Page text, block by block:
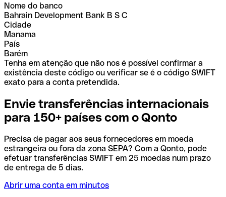
Nome do banco
Bahrain Development Bank B S C
Cidade
Manama
País
Barém
Tenha em atenção que não nos é possível confirmar a
existência deste código ou verificar se é o código SWIFT
exato para a conta pretendida.
Envie transferências internacionais
para 150+ países com o Qonto
Precisa de pagar aos seus fornecedores em moeda
estrangeira ou fora da zona SEPA? Com a Qonto, pode
efetuar transferências SWIFT em 25 moedas num prazo
de entrega de 5 dias.
Abrir uma conta em minutos